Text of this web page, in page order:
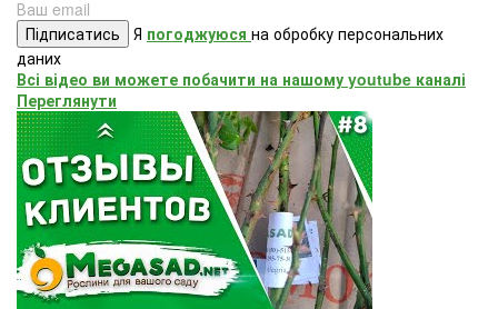
Підписатись Я погоджуюся на обробку персональних
даних
Всі відео ви можете побачити на нашому youtube каналі
Переглянути